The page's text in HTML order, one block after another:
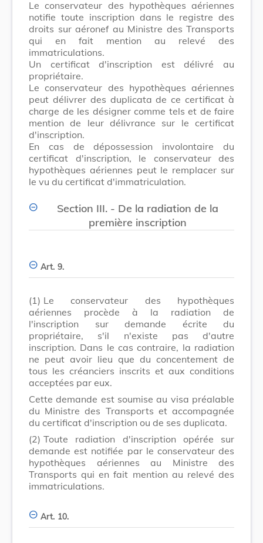
Le conservateur des hypothèques aériennes
notifie toute inscription dans le registre des
droits sur aéronef au Ministre des Transports
qui en fait mention au relevé des
immatriculations.
Un certificat d'inscription est délivré au
propriétaire.
Le conservateur des hypothèques aériennes
peut délivrer des duplicata de ce certificat à
charge de les désigner comme tels et de faire
mention de leur délivrance sur le certificat
d'inscription.
En cas de dépossession involontaire du
certificat d'inscription, le conservateur des
hypothèques aériennes peut le remplacer sur
le vu du certificat d'immatriculation.
Section III. - De la radiation de la
première inscription
Art. 9.
(1) Le conservateur des hypothèques
aériennes procède à la radiation de
l'inscription sur demande écrite du
propriétaire, s'il n'existe pas d'autre
inscription. Dans le cas contraire, la radiation
ne peut avoir lieu que du concentement de
tous les créanciers inscrits et aux conditions
acceptées par eux.
Cette demande est soumise au visa préalable
du Ministre des Transports et accompagnée
du certificat d'inscription ou de ses duplicata.
(2) Toute radiation d'inscription opérée sur
demande est notifiée par le conservateur des
hypothèques aériennes au Ministre des
Transports qui en fait mention au relevé des
immatriculations.
Art. 10.